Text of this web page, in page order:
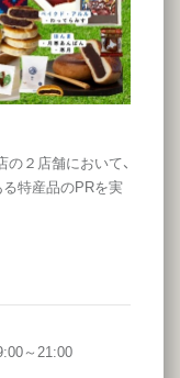
２店舗において、
る特産品のPRを実
～21:00